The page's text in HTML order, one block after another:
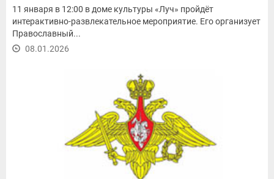
11 января в 12:00 в доме культуры «Луч» пройдёт
интерактивно-развлекательное мероприятие. Его организует
Православный...
08.01.2026